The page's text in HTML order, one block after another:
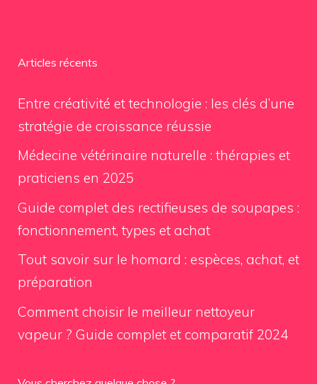
Articles récents
Entre créativité et technologie : les clés d’une
stratégie de croissance réussie
Médecine vétérinaire naturelle : thérapies et
praticiens en 2025
Guide complet des rectifieuses de soupapes :
fonctionnement, types et achat
Tout savoir sur le homard : espèces, achat, et
préparation
Comment choisir le meilleur nettoyeur
vapeur ? Guide complet et comparatif 2024